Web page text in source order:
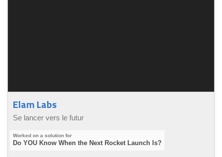
Elam Labs
Se lancer vers le futur
Do YOU Know When the Next Rocket Launch Is?